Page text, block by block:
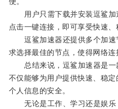
用户只需下载并安装逗鲨加
点击一键连接，即可享受快速、
逗鲨加速器还提供多个加速
求选择最佳的节点，使得网络连
总结来说，逗鲨加速器是一
不仅能够为用户提供快速、稳
个人信息的安全。
无论是工作、学习还是娱乐